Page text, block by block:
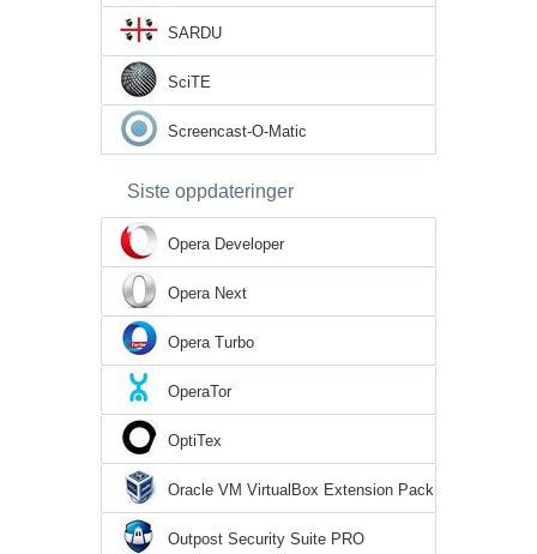
SARDU
SciTE
Screencast-O-Matic
Siste oppdateringer
Opera Developer
Opera Next
Opera Turbo
OperaTor
OptiTex
Oracle VM VirtualBox Extension Pack
Outpost Security Suite PRO